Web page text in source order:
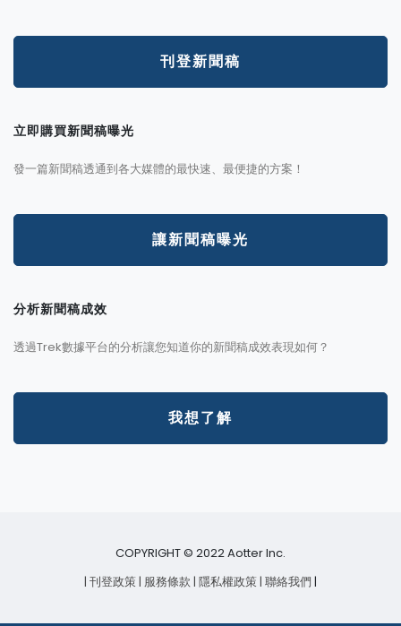
刊登新聞稿
立即購買新聞稿曝光
發一篇新聞稿透通到各大媒體的最快速、最便捷的方案！
讓新聞稿曝光
分析新聞稿成效
透過Trek數據平台的分析讓您知道你的新聞稿成效表現如何？
我想了解
COPYRIGHT © 2022 Aotter Inc.
| 刊登政策| 服務條款 | 隱私權政策| 聯絡我們 |